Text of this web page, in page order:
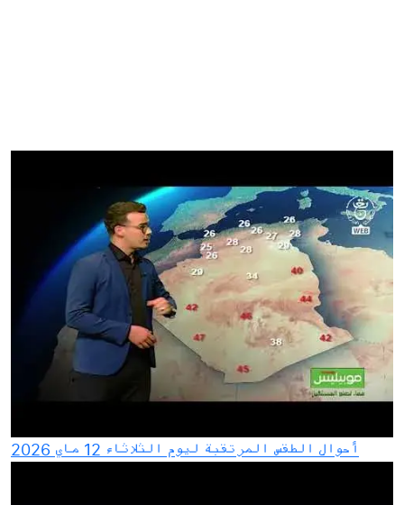
أحوال الطقس المرتقبة ليوم الثلاثاء 12 ماي 2026